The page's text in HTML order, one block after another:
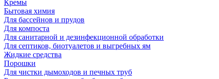
Кремы
Бытовая химия
Для бассейнов и прудов
Для компоста
Для санитарной и дезинфекционной обработки
Для септиков, биотуалетов и выгребных ям
Жидкие средства
Порошки
Для чистки дымоходов и печных труб